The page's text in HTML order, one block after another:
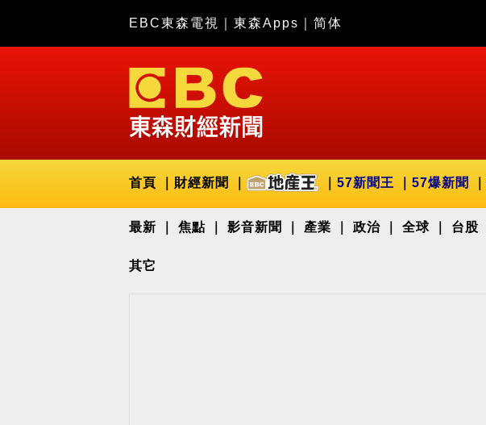
EBC東森電視 東森Apps 简体
首頁 財經新聞 57新聞王 57爆新聞
最新 焦點 影音新聞 產業 政治 全球 台股
其它